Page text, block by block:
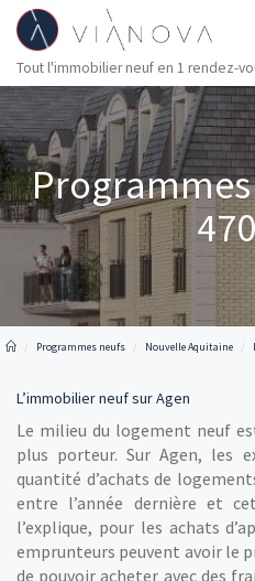
Tout l'immobilier neuf en 1 rendez-
Programmes neufs Nouvelle Aquitaine
L’immobilier neuf sur Agen
Le milieu du logement neuf
plus porteur. Sur Agen, les
quantité d’achats de
entre l’année dernière et
l’explique, pour les achats
emprunteurs peuvent avoir le
de pouvoir acheter avec des